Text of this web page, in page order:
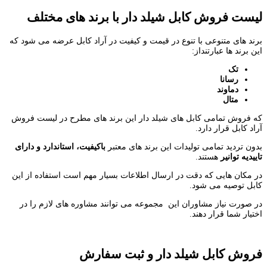
لیست فروش کابل شیلد دار با برند های مختلف
برند های متنوعی با تنوع در قیمت و کیفیت در آراد کابل عرضه می شود که
این برند ها عبارتنداز:
تک
رسانا
دماوند
متال
که فروش تمامی کابل های شیلد دار این برند های مطرح در لیست فروش
آراد کابل قرار دارد.
بدون تردید تمامی تولیدات این برند های معتبر باکیفیت، استاندارد و دارای
تاییدیه توانیر هستند.
در مکان هایی که دقت در ارسال اطلاعات بسیار مهم است استفاده از این
کابل توصیه می شود.
در صورت نیاز مشاوران این مجموعه می توانند مشاوره های لازم را در
اختیار شما قرار دهند.
فروش کابل شیلد دار و ثبت سفارش